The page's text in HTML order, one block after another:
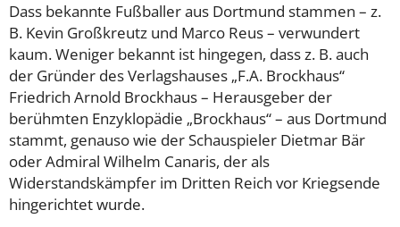
Dass bekannte Fußballer aus Dortmund stammen – z.
B. Kevin Großkreutz und Marco Reus – verwundert
kaum. Weniger bekannt ist hingegen, dass z. B. auch
der Gründer des Verlagshauses „F.A. Brockhaus“
Friedrich Arnold Brockhaus – Herausgeber der
berühmten Enzyklopädie „Brockhaus“ – aus Dortmund
stammt, genauso wie der Schauspieler Dietmar Bär
oder Admiral Wilhelm Canaris, der als
Widerstandskämpfer im Dritten Reich vor Kriegsende
hingerichtet wurde.